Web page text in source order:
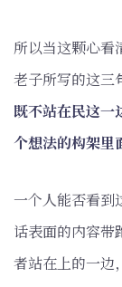
所以当这颗心看
老子所写的这
既不站在民这一
个想法的构架里
一个人能否看到
话表面的内容带
者站在上的一边